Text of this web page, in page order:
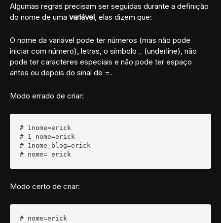
Algumas regras precisam ser seguidas durante a definição
do nome de uma variável, elas dizem que:
O nome da variável pode ter números (mas não pode
iniciar com número), letras, o símbolo _ (underline), não
pode ter caracteres especiais e não pode ter espaço
antes ou depois do sinal de =.
Modo errado de criar:
# 1nome=erick
# 1_nome=erick
# 1nome_blog=erick
# nome= erick
Modo certo de criar:
# nome=erick